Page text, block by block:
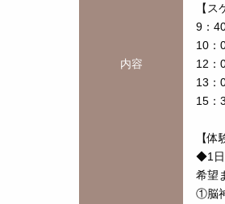
内容
【
9：
10：
12：
13：
15：
【
◆1日
希望
①脳